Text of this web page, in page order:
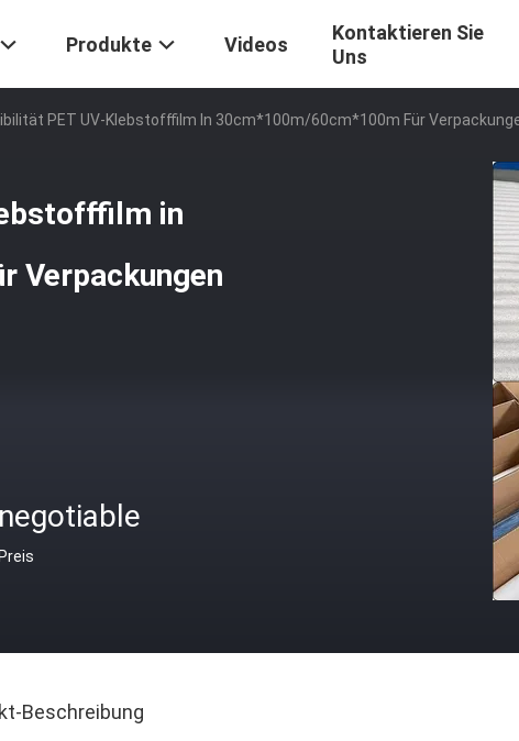
Produkte Videos
Kontaktieren Sie
Uns
PET UV-Klebstofffilm In 30cm*100m/60cm*100m Für
in
Verpackungen
negotiable
Preis
Beschreibung